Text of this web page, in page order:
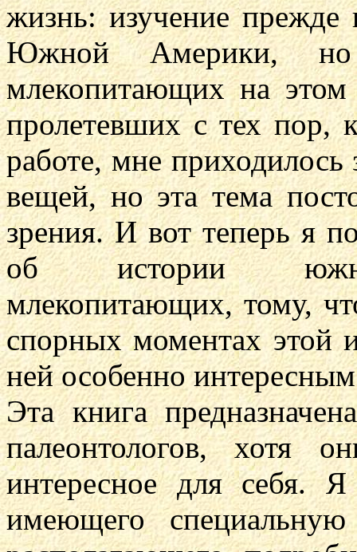
жизнь: изучение прежде
Южной Америки,
млекопитающих на этом
пролетевших с тех пор,
работе, мне
вещей, но эта тема
зрения. И вот теперь я
об истории
млекопитающих, тому,
спорных моментах этой
ней особенно
Эта книга
палеонтологов, хотя
интересное для себя.
имеющего